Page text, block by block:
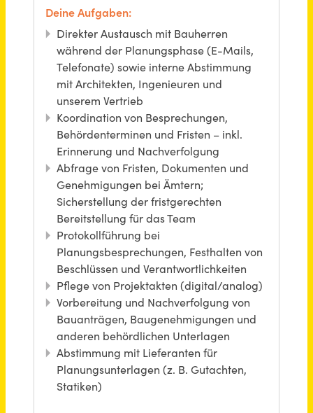
Norderney
Werkstudent/-in im Bauwesen (m/w/d)
Landratsamt Fürstenfeldbruck
Fürstenfeldbruck
Program Assistant, Academics (m/f/d)
New York University Berlin
Assistant Crewing (m/w/d)
PEGASUS Shipping S.a.r.l.
vor 2 Tagen
Assistenz der Geschäftsführung (m/w/d)
alltours flugreisen gmbh
Düsseldorf
vor 10 Tagen